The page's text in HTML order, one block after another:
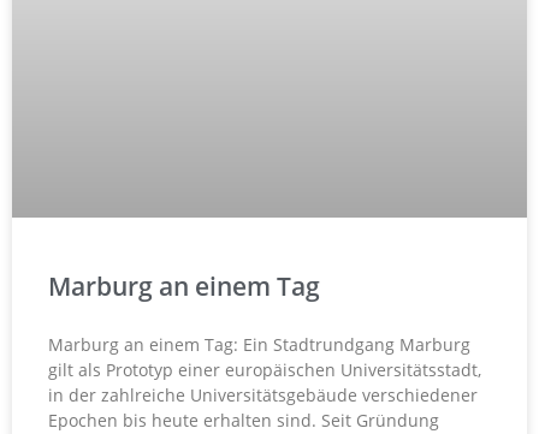
Marburg an einem Tag
Marburg an einem Tag: Ein Stadtrundgang Marburg
gilt als Prototyp einer europäischen Universitätsstadt,
in der zahlreiche Universitätsgebäude verschiedener
Epochen bis heute erhalten sind. Seit Gründung